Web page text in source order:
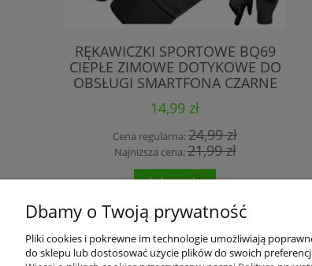
RĘKAWICZKI SPORTOWE BQ69
CIEPŁE ZIMOWE DOTYKOWE DO
OBSŁUGI SMARTFONA CZARNE
14,99 zł
Cena regularna:24,99 zł
Najniższa cena:21,99 zł
do koszyka
O nas Partnerzy
Dbamy o Twoją prywatność
Pliki cookies i pokrewne im technologie umożliwiają
do sklepu lub dostosować użycie plików do swoich